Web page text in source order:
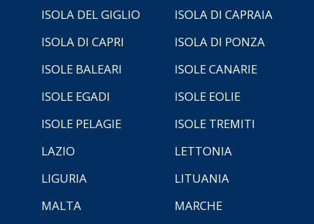
ISOLA DEL GIGLIO
ISOLA DI CAPRAIA
ISOLA DI CAPRI
ISOLA DI PONZA
ISOLE BALEARI
ISOLE CANARIE
ISOLE EGADI
ISOLE EOLIE
ISOLE PELAGIE
ISOLE TREMITI
LAZIO
LETTONIA
LIGURIA
LITUANIA
MALTA
MARCHE